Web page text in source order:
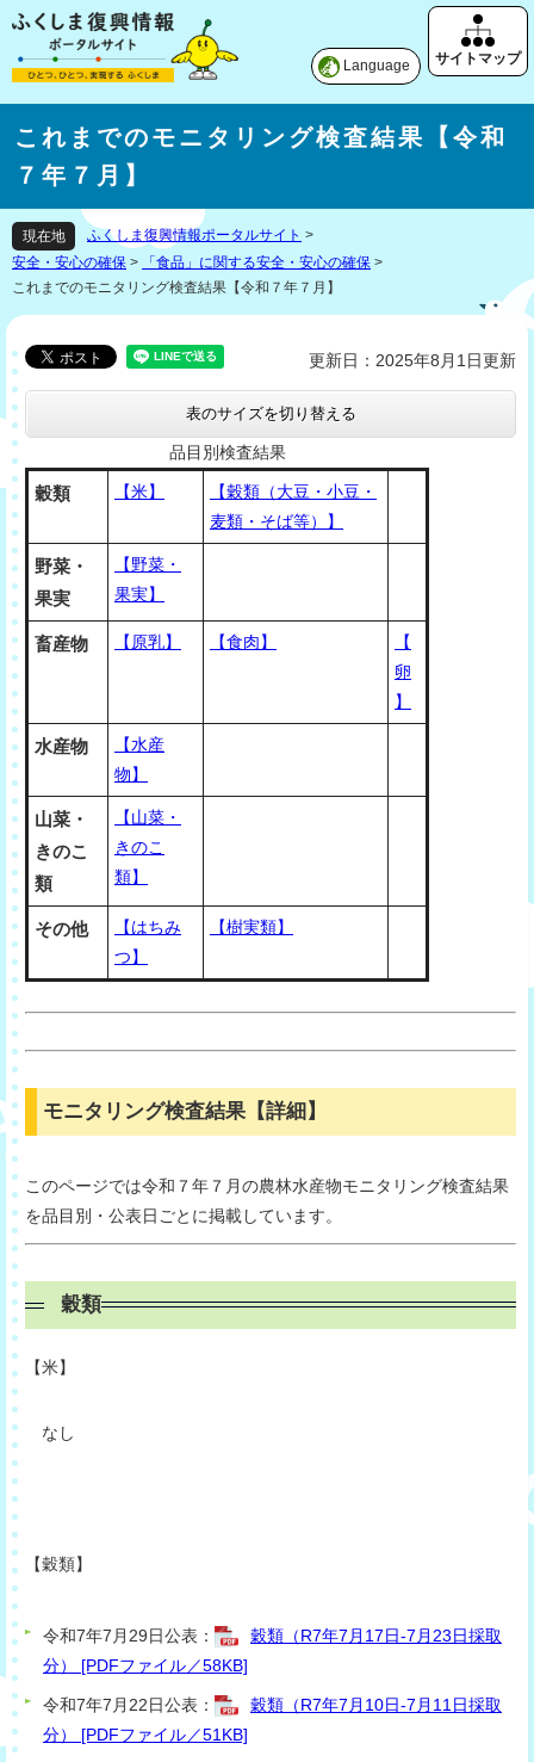
Language
これまでのモニタリング検査結果【令和
７年７月】
現在地 ふくしま復興情報ポータルサイト >
安全・安心の確保 > 「食品」に関する安全・安心の確保 >
これまでのモニタリング検査結果【令和７年７月】
更新日：2025年8月1日更新
表のサイズを切り替える
品目別検査結果
穀類 【米】
【穀類（大豆・小豆・
麦類・そば等）】
野菜・
果実
【野菜・
果実】
畜産物 【原乳】 【食肉】
【
卵
】
水産物
【水産
物】
山菜・
きのこ
類
【山菜・
きのこ
類】
その他
【はちみ
つ】
【樹実類】
モニタリング検査結果【詳細】
このページでは令和７年７月の農林水産物モニタリング検査結果
を品目別・公表日ごとに掲載しています。
穀類
【米】
なし
【穀類】
令和7年7月29日公表：
穀類（R7年7月17日-7月23日採取
分） [PDFファイル／58KB]
令和7年7月22日公表：
穀類（R7年7月10日-7月11日採取
分） [PDFファイル／51KB]